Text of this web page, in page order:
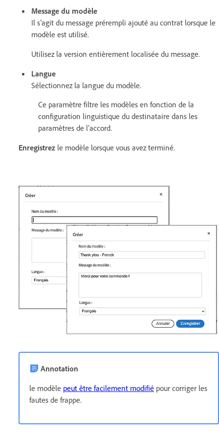
Message du modèle
Il s’agit du message prérempli ajouté au contrat lorsque le
modèle est utilisé.
Utilisez la version entièrement localisée du message.
Langue
Sélectionnez la langue du modèle.
Ce paramètre filtre les modèles en fonction de la
configuration linguistique du destinataire dans les
paramètres de l’accord.
Enregistrez le modèle lorsque vous avez terminé.
Annotation
le modèle peut être facilement modifié pour corriger les
fautes de frappe.